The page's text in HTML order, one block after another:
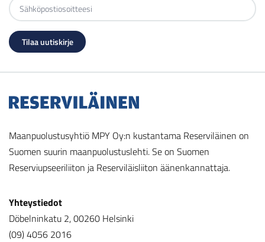
Maanpuolustusyhtiö MPY Oy:n kustantama Reserviläinen on
Suomen suurin maanpuolustuslehti. Se on Suomen
Reserviupseeriliiton ja Reserviläisliiton äänenkannattaja.
Yhteystiedot
Döbelninkatu 2, 00260 Helsinki
(09) 4056 2016